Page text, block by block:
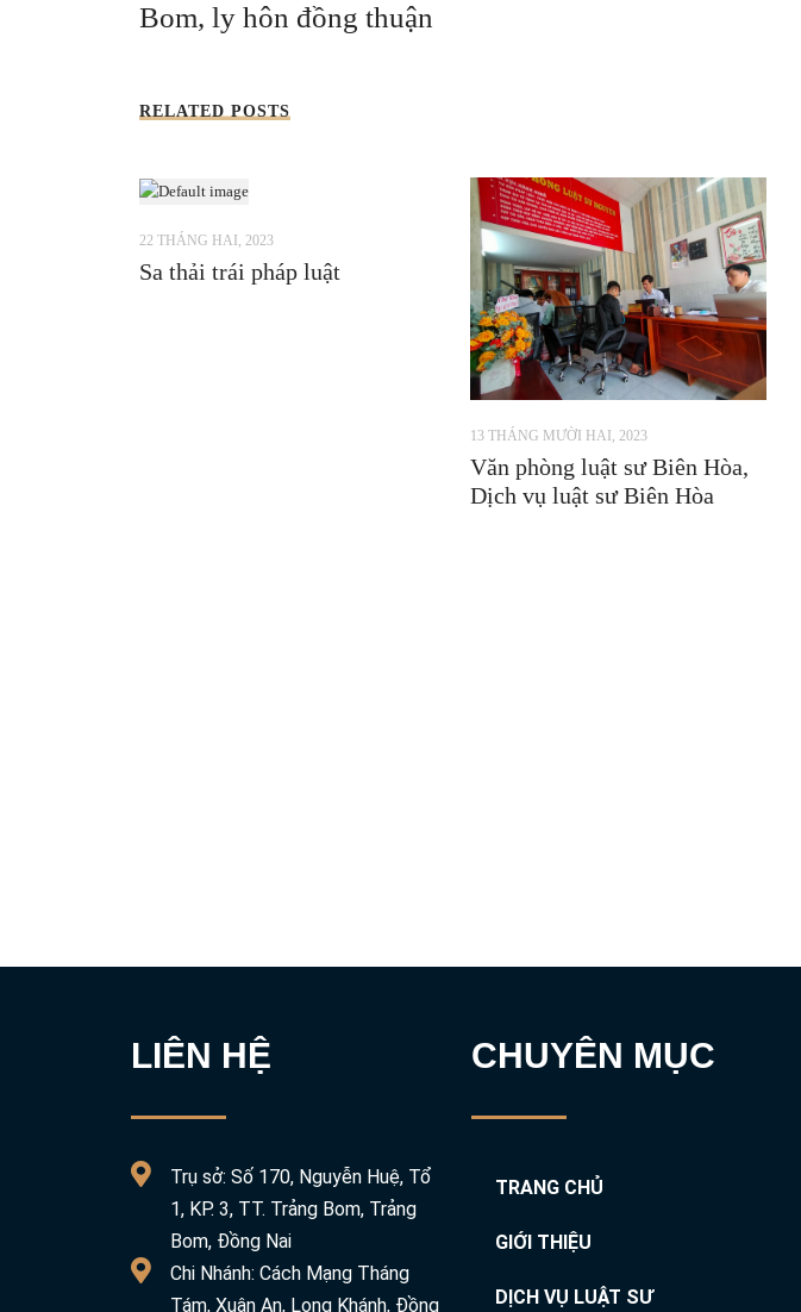
Bom, ly hôn đồng thuận
RELATED POSTS
22 THÁNG HAI, 2023
Sa thải trái pháp luật
13 THÁNG MƯỜI HAI, 2023
Văn phòng luật sư Biên Hòa,
Dịch vụ luật sư Biên Hòa
LIÊN HỆ
Trụ sở: Số 170, Nguyễn Huệ, Tổ
1, KP. 3, TT. Trảng Bom, Trảng
Bom, Đồng Nai
Chi Nhánh: Cách Mạng Tháng
Tám, Xuân An, Long Khánh, Đồng
CHUYÊN MỤC
TRANG CHỦ
GIỚI THIỆU
DỊCH VỤ LUẬT SƯ